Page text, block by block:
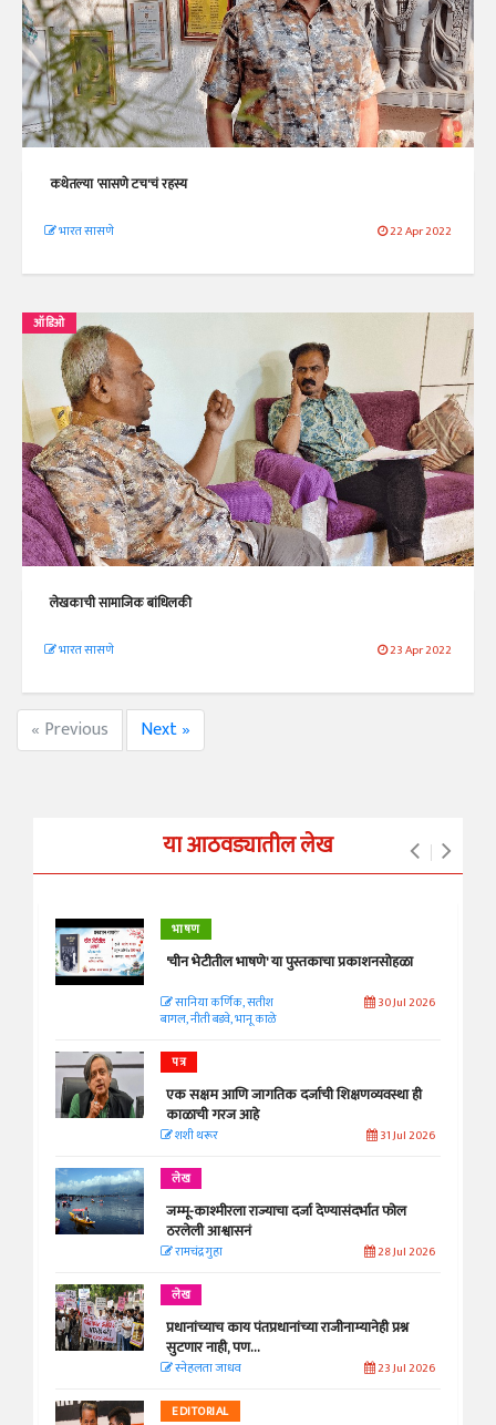
कथेतल्या 'सासणे टच'चं रहस्य
भारत सासणे 22 Apr 2022
ऑडिओ
लेखकाची सामाजिक बांधिलकी
भारत सासणे 23 Apr 2022
« Previous Next »
या आठवड्यातील लेख
भाषण
'चीन भेटीतील भाषणे' या पुस्तकाचा प्रकाशनसोहळा
सानिया कर्णिक, सतीश
बागल, नीती बडवे, भानू काळे
30 Jul 2026
पत्र
एक सक्षम आणि जागतिक दर्जाची शिक्षणव्यवस्था ही
काळाची गरज आहे
शशी थरूर 31 Jul 2026
लेख
जम्मू-काश्मीरला राज्याचा दर्जा देण्यासंदर्भात फोल
ठरलेली आश्वासनं
रामचंद्र गुहा 28 Jul 2026
लेख
प्रधानांच्याच काय पंतप्रधानांच्या राजीनाम्यानेही प्रश्न
सुटणार नाही, पण...
स्नेहलता जाधव 23 Jul 2026
EDITORIAL